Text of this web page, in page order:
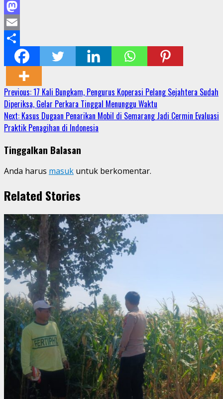
Facebook
Mastodon
Email
Share
Continue
Reading
Previous:17 Kali Bungkam, Pengurus Koperasi Pelang Sejahtera Sudah
Diperiksa, Gelar Perkara Tinggal Menunggu Waktu
Next: Kasus Dugaan Penarikan Mobil di Semarang Jadi Cermin Evaluasi
Praktik Penagihan di Indonesia
Tinggalkan Balasan
Anda harus masuk untuk berkomentar.
Related Stories